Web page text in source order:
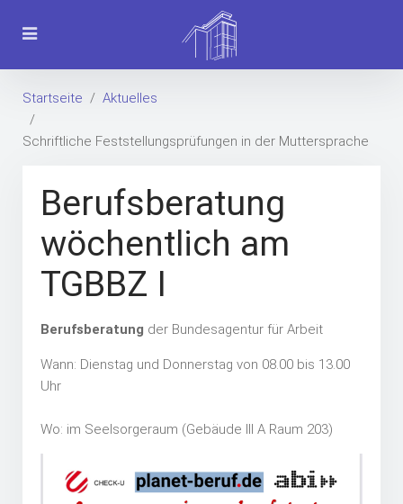
Startseite Aktuelles
Schriftliche Feststellungsprüfungen in der Muttersprache
Berufsberatung
wöchentlich am
TGBBZ I
Berufsberatung der Bundesagentur für Arbeit
Wann: Dienstag und Donnerstag von 08.00 bis 13.00
Uhr
Wo: im Seelsorgeraum (Gebäude III A Raum 203)